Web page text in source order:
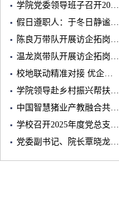
学院党委领导班子召开20…
假日遵职人：于冬日静谧…
陈良万带队开展访企拓岗…
温龙岚带队开展访企拓岗…
校地联动精准对接 优企…
学院领导赴乡村振兴帮扶…
中国智慧猪业产教融合共…
学校召开2025年度党总支…
党委副书记、院长覃晓龙…